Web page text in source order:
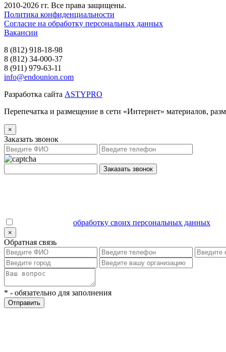
2010-2026 гг. Все права защищены.
Политика конфиденциальности
Согласие на обработку персональных данных
Вакансии
8 (812) 918-18-98
8 (812) 34-000-37
8 (911) 979-63-11
info@endounion.com
Разработка сайта ASTYPRO
Перепечатка и размещение в сети «Интернет» материалов,
×
Заказать звонок
Заказать звонок
обработку своих персональных данных
×
Обратная связь
* - обязательно для заполнения
Отправить